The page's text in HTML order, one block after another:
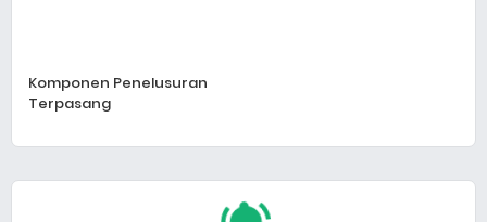
Komponen Penelusuran
Terpasang